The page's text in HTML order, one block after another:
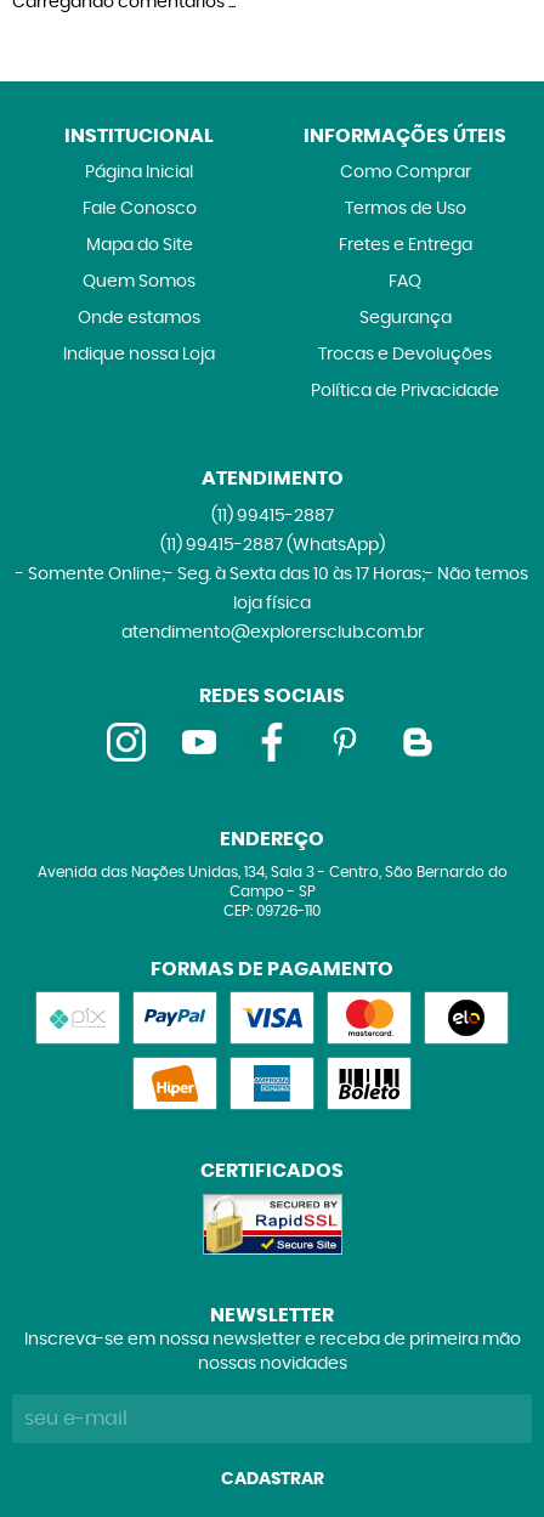
INSTITUCIONAL
Página Inicial
Fale Conosco
Mapa do Site
Quem Somos
Onde estamos
Indique nossa Loja
INFORMAÇÕES ÚTEIS
Como Comprar
Termos de Uso
Fretes e Entrega
FAQ
Segurança
Trocas e Devoluções
Política de Privacidade
ATENDIMENTO
(11)99415-2887
(11)99415-2887 (WhatsApp)
- Somente Online;- Seg. à Sexta das 10 às 17 Horas;- Não temos
loja física
atendimento@explorersclub.com.br
REDES SOCIAIS
ENDEREÇO
Avenida das Nações Unidas, 134, Sala 3- Centro, São Bernardo do
Campo- SP
CEP: 09726-110
FORMAS DE PAGAMENTO
CERTIFICADOS
NEWSLETTER
Inscreva-se em nossa newsletter e receba de primeira mão
nossas novidades
CADASTRAR